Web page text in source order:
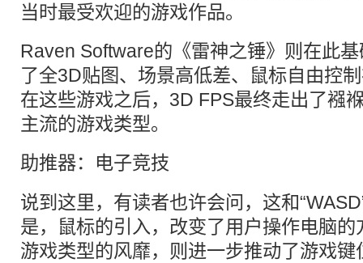
当时最受欢迎的游戏作品。
Raven Software的《雷神之锤》则在此
了全3D贴图、场景高低差、鼠标自由控
在这些游戏之后，3D FPS最终走出了襁
主流的游戏类型。
助推器：
电子竞技
说到这里，有读者也许会问，这和
是，鼠标的引入，改变了用户操作电脑
游戏类型的风靡，则进一步推动了游戏键